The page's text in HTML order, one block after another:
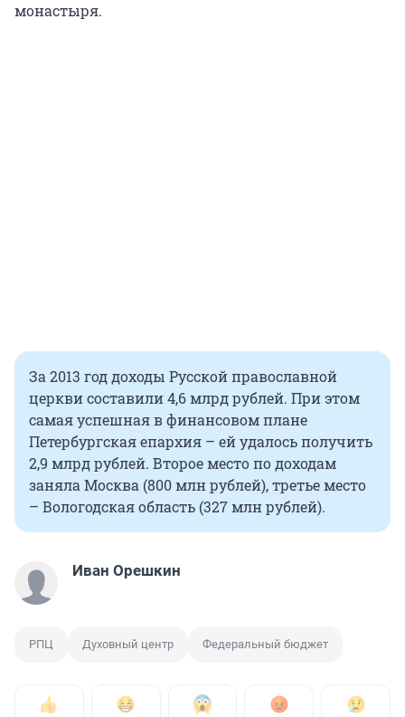
монастыря.
За 2013 год доходы Русской православной
церкви составили 4,6 млрд рублей. При этом
самая успешная в финансовом плане
Петербургская епархия – ей удалось получить
2,9 млрд рублей. Второе место по доходам
заняла Москва (800 млн рублей), третье место
– Вологодская область (327 млн рублей).
Иван Орешкин
РПЦ Духовный центр Федеральный бюджет